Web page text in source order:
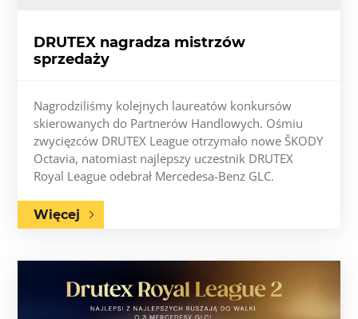
DRUTEX nagradza mistrzów
sprzedaży
Nagrodziliśmy kolejnych laureatów konkursów
skierowanych do Partnerów Handlowych. Ośmiu
zwycięzców DRUTEX League otrzymało nowe ŠKODY
Octavia, natomiast najlepszy uczestnik DRUTEX
Royal League odebrał Mercedesa-Benz GLC.
Więcej